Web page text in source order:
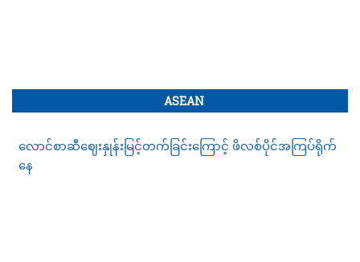
ASEAN
လောင်စာဆီဈေးနှုန်းမြင့်တက်ခြင်းကြောင့် ဖိလစ်ပိုင်အကြပ်ရိုက်
နေ